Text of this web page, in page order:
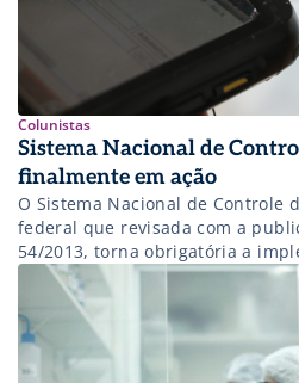
Colunistas
Sistema Nacional de
finalmente em ação
O Sistema Nacional de Controle
federal que revisada com a
54/2013, torna obrigatória a
mecanismos e procedimentos
medicamentos. Criado há nove
de Vigilância Sanitária (ANVISA),
a ser implantado no primeiro
causar […]